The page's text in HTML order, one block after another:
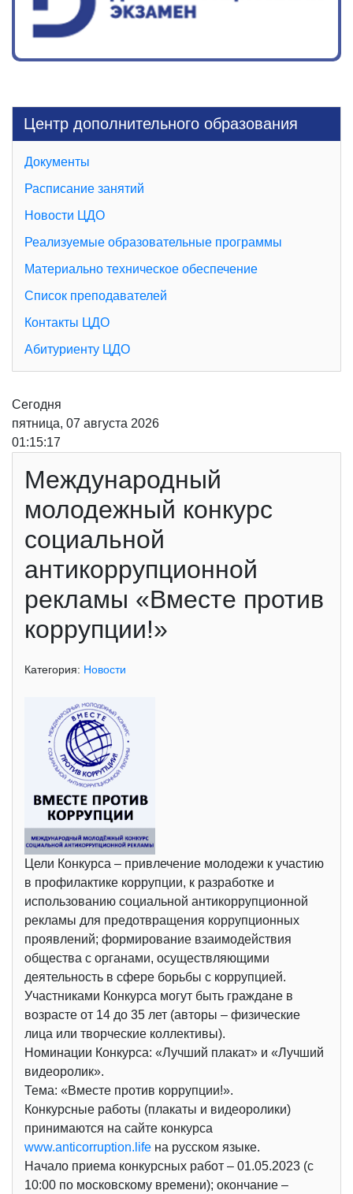
Центр дополнительного образования
Документы
Расписание занятий
Новости ЦДО
Реализуемые образовательные программы
Материально техническое обеспечение
Список преподавателей
Контакты ЦДО
Абитуриенту ЦДО
Сегодня
пятница, 07 августа 2026
01:15:17
Международный
молодежный конкурс
социальной
антикоррупционной
рекламы «Вместе против
коррупции!»
Категория: Новости
Цели Конкурса – привлечение молодежи к участию
в профилактике коррупции, к разработке и
использованию социальной антикоррупционной
рекламы для предотвращения коррупционных
проявлений; формирование взаимодействия
общества с органами, осуществляющими
деятельность в сфере борьбы с коррупцией.
Участниками Конкурса могут быть граждане в
возрасте от 14 до 35 лет (авторы – физические
лица или творческие коллективы).
Номинации Конкурса: «Лучший плакат» и «Лучший
видеоролик».
Тема: «Вместе против коррупции!».
Конкурсные работы (плакаты и видеоролики)
принимаются на сайте конкурса
www.anticorruption.life на русском языке.
Начало приема конкурсных работ – 01.05.2023 (с
10:00 по московскому времени); окончание –